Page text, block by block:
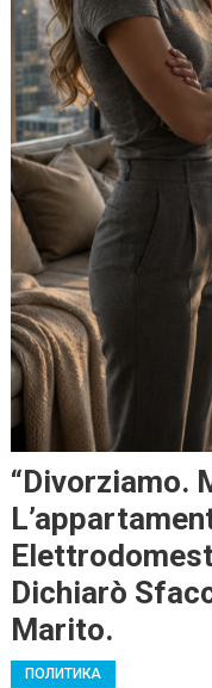
“Divorziamo.
Dichiarò
Marito.
ПОЛИТИКА